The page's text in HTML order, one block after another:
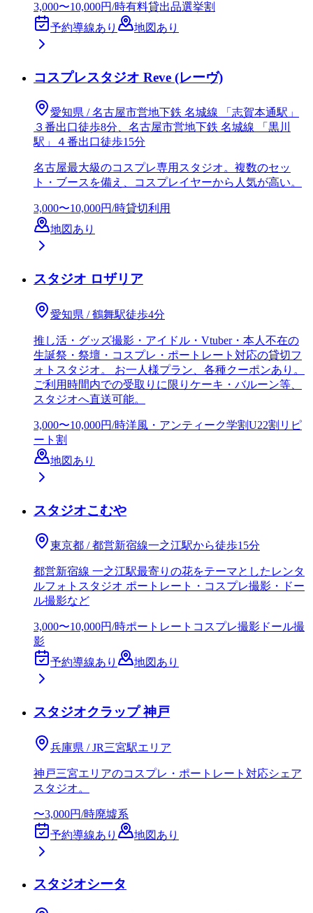
3,000〜10,000円/時有料貸出品選挙割
予約導線あり
地図あり
コスプレスタジオ Reve (レーヴ)
愛知県 / 名古屋市営地下鉄 名城線 「志賀本通駅」
３番出口徒歩8分、名古屋市営地下鉄 名城線 「黒川
駅」４番出口徒歩15分
名古屋最大級のコスプレ専用スタジオ。複数のセッ
ト・ブースを備え、コスプレイヤーから人気が高い。
3,000〜10,000円/時貸切利用
地図あり
スタジオ ロザリア
愛知県 / 鶴舞駅徒歩4分
推し活・グッズ撮影・アイドル・Vtuber・本人不在の
生誕祭・祭壇・コスプレ・ポートレート対応の貸切フ
ォトスタジオ。 お一人様プラン、各種クーポンあり。
ご利用時間内での受取りに限りケーキ・バルーン等、
スタジオへ直送可能。
3,000〜10,000円/時洋風・アンティーク学割U22割 リピ
ート割
地図あり
スタジオこむや
東京都 / 都営新宿線一之江駅から徒歩15分
都営新宿線 一之江駅最寄りの花をテーマとしたレンタ
ルフォトスタジオ ポートレート・コスプレ撮影・ドー
ル撮影など
3,000〜10,000円/時ポートレート コスプレ撮影 ドール撮
影
予約導線あり
地図あり
スタジオクラップ 神戸
兵庫県 / JR三宮駅エリア
神戸三宮エリアのコスプレ・ポートレート対応シェア
スタジオ。
〜3,000円/時廃墟系
予約導線あり
地図あり
スタジオシータ